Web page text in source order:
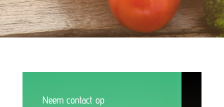
Neem contact op